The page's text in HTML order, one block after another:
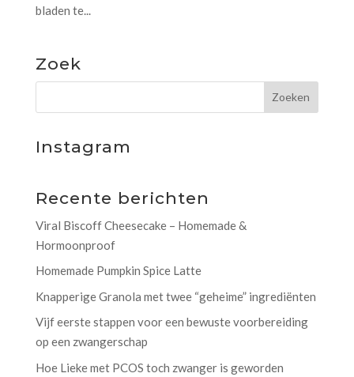
bladen te...
Zoek
Instagram
Recente berichten
Viral Biscoff Cheesecake – Homemade &
Hormoonproof
Homemade Pumpkin Spice Latte
Knapperige Granola met twee “geheime” ingrediënten
Vijf eerste stappen voor een bewuste voorbereiding
op een zwangerschap
Hoe Lieke met PCOS toch zwanger is geworden